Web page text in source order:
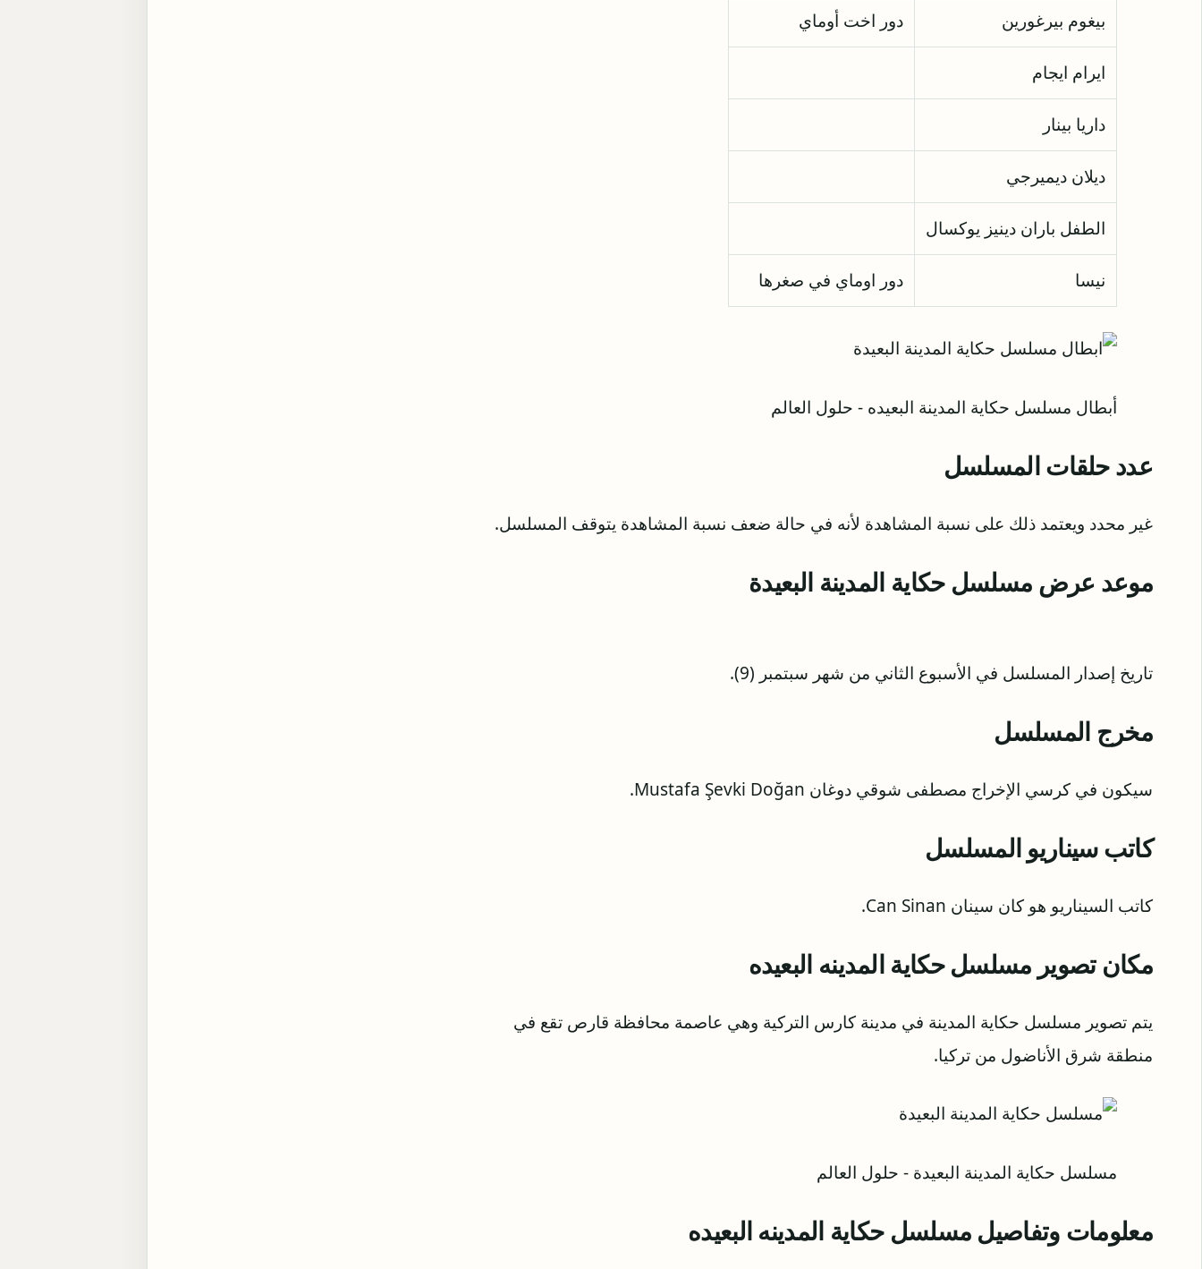
بيغوم بيرغورين دور اخت أوماي
ايرام ايجام
داريا بينار
ديلان ديميرجي
الطفل باران دينيز يوكسال
نيسا دور اوماي في صغرها
أبطال مسلسل حكاية المدينة البعيده - حلول العالم
عدد حلقات المسلسل
غير محدد ويعتمد ذلك على نسبة المشاهدة لأنه في حالة ضعف نسبة المشاهدة يتوقف المسلسل.
موعد عرض مسلسل حكاية المدينة البعيدة
تاريخ إصدار المسلسل في الأسبوع الثاني من شهر سبتمبر (9).
مخرج المسلسل
سيكون في كرسي الإخراج مصطفى شوقي دوغان Mustafa Şevki Doğan.
كاتب سيناريو المسلسل
كاتب السيناريو هو كان سينان Can Sinan.
مكان تصوير مسلسل حكاية المدينه البعيده
يتم تصوير مسلسل حكاية المدينة في مدينة كارس التركية وهي عاصمة محافظة قارص تقع في
منطقة شرق الأناضول من تركيا.
مسلسل حكاية المدينة البعيدة - حلول العالم
معلومات وتفاصيل مسلسل حكاية المدينه البعيده